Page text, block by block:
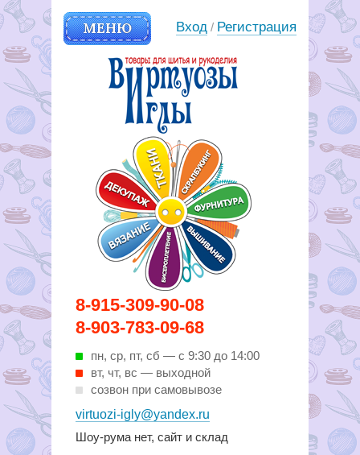
8-915-309-90-08
8-903-783-09-68
пн, ср, пт, cб — с 9:30 до 14:00
вт, чт, вс — выходной
созвон при самовывозе
virtuozi-igly@yandex.ru
Шоу-рума нет, сайт и склад
МЕНЮ
Вирутозы иглы. Товары для
шитья и рукоделья
Вход / Регистрация